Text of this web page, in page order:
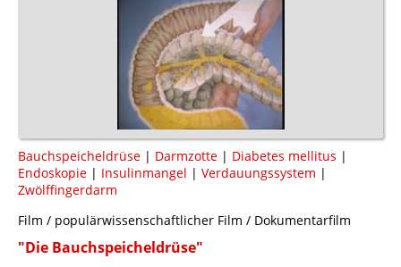
Bauchspeicheldrüse | Darmzotte | Diabetes mellitus |
Endoskopie | Insulinmangel | Verdauungssystem |
Zwölffingerdarm
Film / populärwissenschaftlicher Film / Dokumentarfilm
"Die Bauchspeicheldrüse"